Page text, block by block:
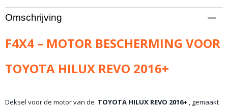
Bruto gewicht
41,00 Kg
Omschrijving
F4X4 – MOTOR BESCHERMING VOOR
TOYOTA HILUX REVO 2016+
Deksel voor de motor van de TOYOTA HILUX REVO 2016+ , gemaakt